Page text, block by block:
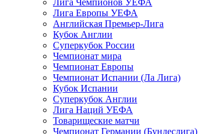
Лига Чемпионов УЕФА
Лига Европы УЕФА
Английская Премьер-Лига
Кубок Англии
Суперкубок России
Чемпионат мира
Чемпионат Европы
Чемпионат Испании (Ла Лига)
Кубок Испании
Суперкубок Англии
Лига Наций УЕФА
Товарищеские матчи
Чемпионат Германии (Бундеслига)